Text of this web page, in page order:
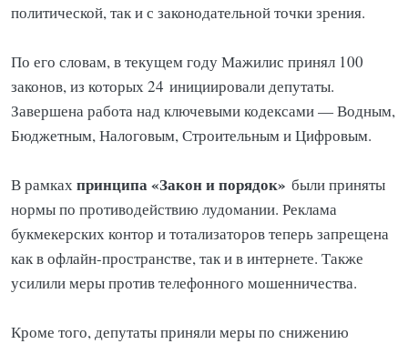
политической, так и с законодательной точки зрения.
По его словам, в текущем году Мажилис принял 100
законов, из которых 24 инициировали депутаты.
Завершена работа над ключевыми кодексами — Водным,
Бюджетным, Налоговым, Строительным и Цифровым.
В рамкахпринципа «Закон и порядок» были приняты
нормы по противодействию лудомании. Реклама
букмекерских контор и тотализаторов теперь запрещена
как в офлайн-пространстве, так и в интернете. Также
усилили меры против телефонного мошенничества.
Кроме того, депутаты приняли меры по снижению